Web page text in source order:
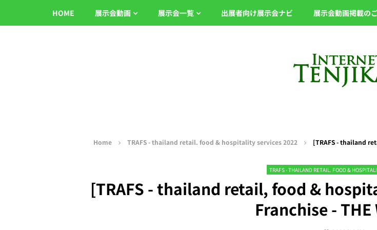
HOME 展示会動画 展示会一覧 出展者向け展示会ナビ 展示会動画掲載の
Home TRAFS - thailand retail. food & hospitality services 2022 [TRAFS - thailand
TRAFS - THAILAND RETAIL. FOOD &
[TRAFS - thailand retail, food &
Franchise - THE